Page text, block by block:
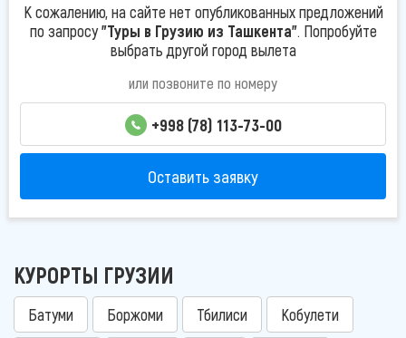
К сожалению, на сайте нет опубликованных предложений
по запросу"Туры в Грузию из Ташкента". Попробуйте
выбрать другой город вылета
или позвоните по номеру
+998 (78) 113-73-00
Оставить заявку
КУРОРТЫ ГРУЗИИ
Батуми Боржоми Тбилиси Кобулети